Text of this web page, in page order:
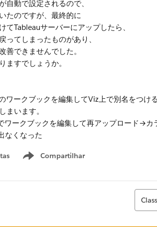
自動で設定されるので、
たのですが、最終的に
てTableauサーバーにアップしたら、
てしまったものがあり、
善できませんでした。
ますでしょうか。
ークブックを編集してViz上で別名をつけ
まいます。
ークブックを編集して再アップロード→カ
なくなった
Compartilhar
Show menu